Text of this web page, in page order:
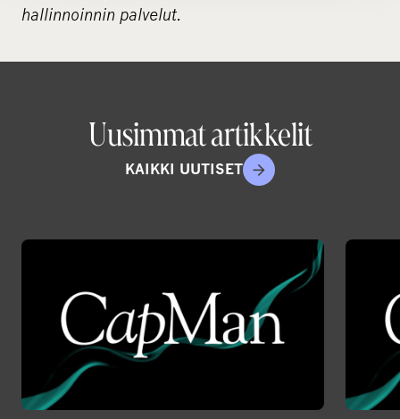
hallinnoinnin palvelut.
Uusimmat artikkelit
KAIKKI UUTISET